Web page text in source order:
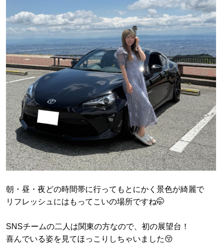
朝・昼・夜どの時間帯に行ってもとにかく景色が綺麗で
リフレッシュにはもってこいの場所ですね🤭
SNSチームの二人は関東の方なので、初の展望台！
喜んでいる姿を見てほっこりしちゃいました😚